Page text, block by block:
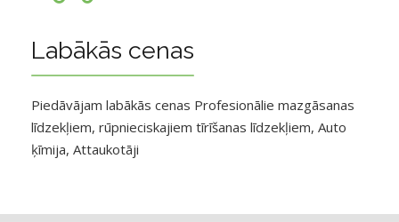
Labākās cenas
Piedāvājam labākās cenas Profesionālie mazgāsanas
līdzekļiem, rūpnieciskajiem tīrīšanas līdzekļiem, Auto
ķīmija, Attaukotāji